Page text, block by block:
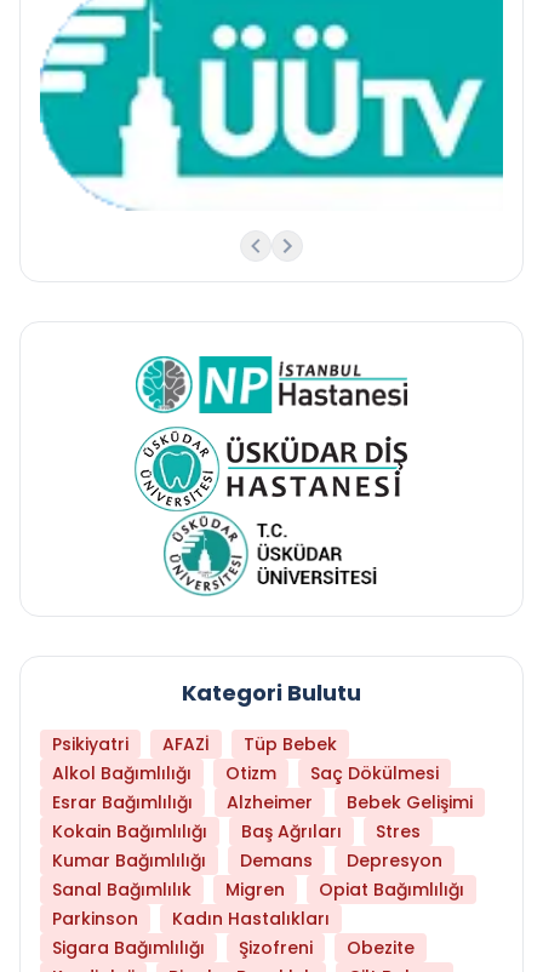
Kategori Bulutu
Psikiyatri AFAZİ
Tüp Bebek
Alkol Bağımlılığı
Otizm
Saç Dökülmesi
Esrar Bağımlılığı
Alzheimer
Bebek Gelişimi
Kokain Bağımlılığı
Baş Ağrıları
Stres
Kumar Bağımlılığı
Demans
Depresyon
Sanal Bağımlılık
Migren
Opiat Bağımlılığı
Parkinson
Kadın Hastalıkları
Sigara Bağımlılığı
Şizofreni
Obezite